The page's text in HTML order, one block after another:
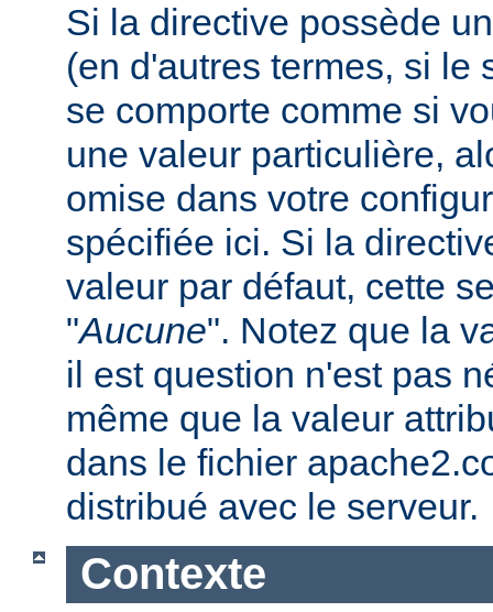
Si la directive possède
(en d'autres termes, si le
se comporte comme si
une valeur particulière,
omise dans votre
spécifiée ici. Si la
valeur par défaut, cette
"Aucune". Notez que la
il est question n'est pas
même que la valeur
dans le fichier
distribué avec le serveur.
Contexte